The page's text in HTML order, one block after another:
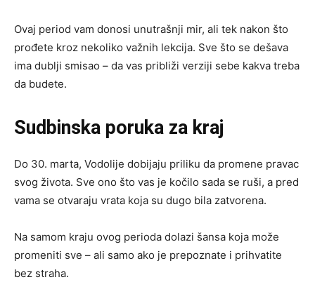
Ovaj period vam donosi unutrašnji mir, ali tek nakon što
prođete kroz nekoliko važnih lekcija. Sve što se dešava
ima dublji smisao – da vas približi verziji sebe kakva treba
da budete.
Sudbinska poruka za kraj
Do 30. marta, Vodolije dobijaju priliku da promene pravac
svog života. Sve ono što vas je kočilo sada se ruši, a pred
vama se otvaraju vrata koja su dugo bila zatvorena.
Na samom kraju ovog perioda dolazi šansa koja može
promeniti sve – ali samo ako je prepoznate i prihvatite
bez straha.